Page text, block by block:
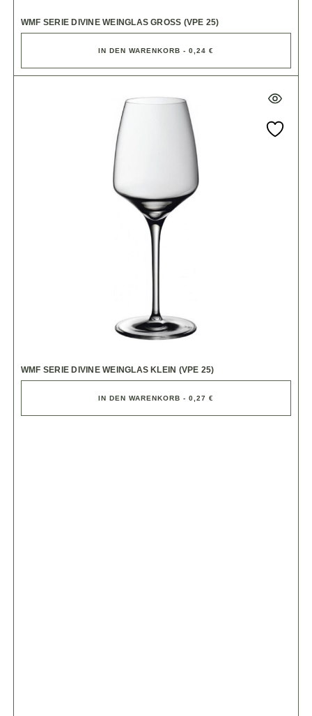
WMF SERIE DIVINE WEINGLAS GROSS (VPE 25)
IN DEN WARENKORB - 0,24 €
WMF SERIE DIVINE WEINGLAS KLEIN (VPE 25)
IN DEN WARENKORB - 0,27 €